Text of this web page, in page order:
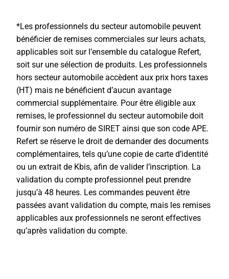
*Les professionnels du secteur automobile peuvent
bénéficier de remises commerciales sur leurs achats,
applicables soit sur l’ensemble du catalogue Refert,
soit sur une sélection de produits. Les professionnels
hors secteur automobile accèdent aux prix hors taxes
(HT) mais ne bénéficient d’aucun avantage
commercial supplémentaire. Pour être éligible aux
remises, le professionnel du secteur automobile doit
fournir son numéro de SIRET ainsi que son code APE.
Refert se réserve le droit de demander des documents
complémentaires, tels qu’une copie de carte d’identité
ou un extrait de Kbis, afin de valider l’inscription. La
validation du compte professionnel peut prendre
jusqu’à 48 heures. Les commandes peuvent être
passées avant validation du compte, mais les remises
applicables aux professionnels ne seront effectives
qu’après validation du compte.